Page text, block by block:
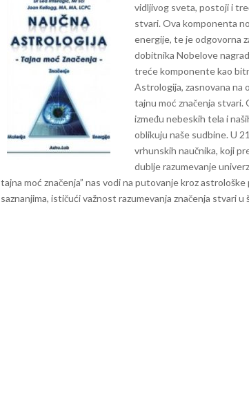
vidljivog sveta, postoji i
stvari. Ova komponenta
energije, te je odgovorna
dobitnika Nobelove
treće komponente kao
Astrologija, zasnovana na
tajnu moć značenja stvari.
između nebeskih tela i
oblikuju naše sudbine. U
vrhunskih naučnika, koji
dublje razumevanje
tajna moć značenja” nas vodi na putovanje kroz
saznanjima, ističući važnost razumevanja značenja stvari